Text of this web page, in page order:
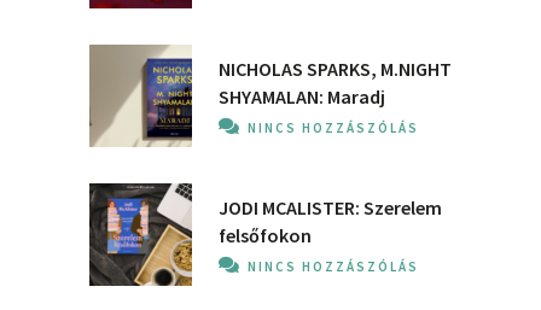
NICHOLAS SPARKS, M.NIGHT
SHYAMALAN: Maradj
NINCS HOZZÁSZÓLÁS
JODI MCALISTER: Szerelem
felsőfokon
NINCS HOZZÁSZÓLÁS